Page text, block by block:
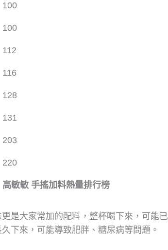
100
100
112
116
128
131
203
220
高敏敏 手搖加料熱量排行榜
是大家常加的配料，整杯喝下來，可能已
下來，可能導致肥胖、糖尿病等問題。